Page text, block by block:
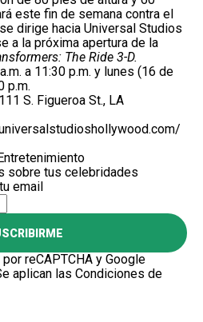
este fin de semana contra el
dirige hacia Universal Studios
a la próxima apertura de la
The Ride 3-D.
a 11:30 p.m. y lunes (16 de
p.m.
S. Figueroa St., LA
sobre tus celebridades
email
reCAPTCHA y Google
aplican las Condiciones de